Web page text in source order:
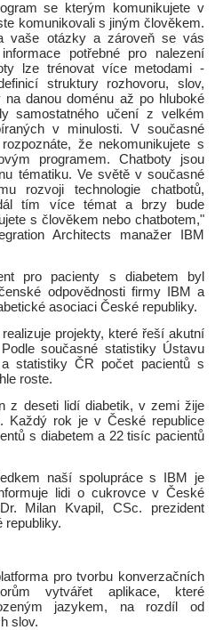
se kterým komunikujete v
komunikovali s jiným člověkem.
vaše otázky a zároveň se vás
potřebné pro nalezení
lze trénovat více metodami -
struktury rozhovoru, slov,
danou doménu až po hluboké
samostatného učení z velkém
v minulosti. V současné
že nekomunikujete s
programem. Chatboty jsou
tématiku. Ve světě v současné
rozvoji technologie chatbotů,
tím více témat a brzy bude
s člověkem nebo chatbotem,"
Architects manažer IBM
pro pacienty s diabetem byl
odpovědnosti firmy IBM a
asociaci České republiky.
projekty, které řeší akutní
současné statistiky Ústavu
statistiky ČR počet pacientů s
roste.
z deseti lidí diabetik, v zemi žije
Každý rok je v České republice
s diabetem a 22 tisíc pacientů
naší spolupráce s IBM je
lidi o cukrovce v České
Milan Kvapil, CSc. prezident
republiky.
pro tvorbu konverzačních
vytvářet aplikace, které
jazykem, na rozdíl od
slov.